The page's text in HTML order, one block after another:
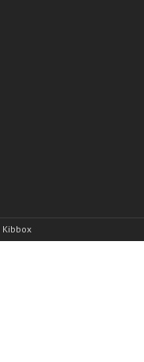
Kibbox